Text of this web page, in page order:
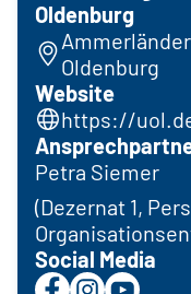
Oldenburg
Ammerländer
Oldenburg
Website
https://
Petra Siemer
(Dezernat 1,
Social Media